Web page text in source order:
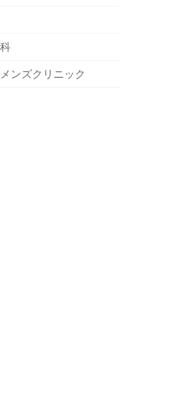
ンズクリニック